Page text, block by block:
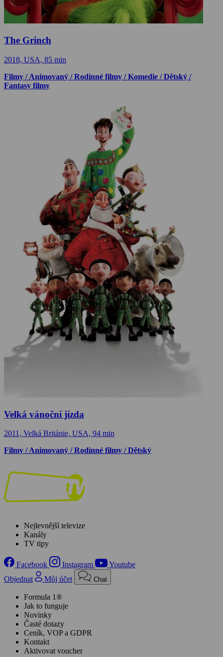
The Grinch
2018, USA, 85 min
Filmy / Animovaný / Rodinné filmy / Komedie / Dětský /
Fantasy filmy
Velká vánoční jízda
2011, Velká Británie, USA, 94 min
Filmy / Animovaný / Rodinné filmy / Dětský
Nejlevnější televize
Kanály
TV tipy
Facebook Instagram
Youtube
Objednat
Můj účet Chat
Formula 1®
Jak to funguje
Novinky
Časté dotazy
Ceník, VOP a GDPR
Kontakt
Aktivovat voucher